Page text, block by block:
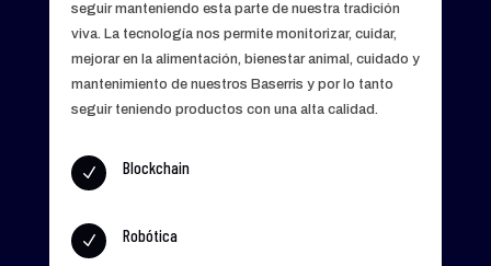
seguir manteniendo esta parte de nuestra tradición
viva. La tecnología nos permite monitorizar, cuidar,
mejorar en la alimentación, bienestar animal, cuidado y
mantenimiento de nuestros Baserris y por lo tanto
seguir teniendo productos con una alta calidad.
N Blockchain
N Robótica